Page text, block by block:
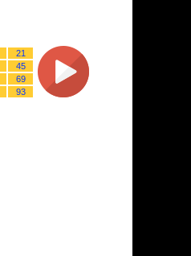
21
45
69
93